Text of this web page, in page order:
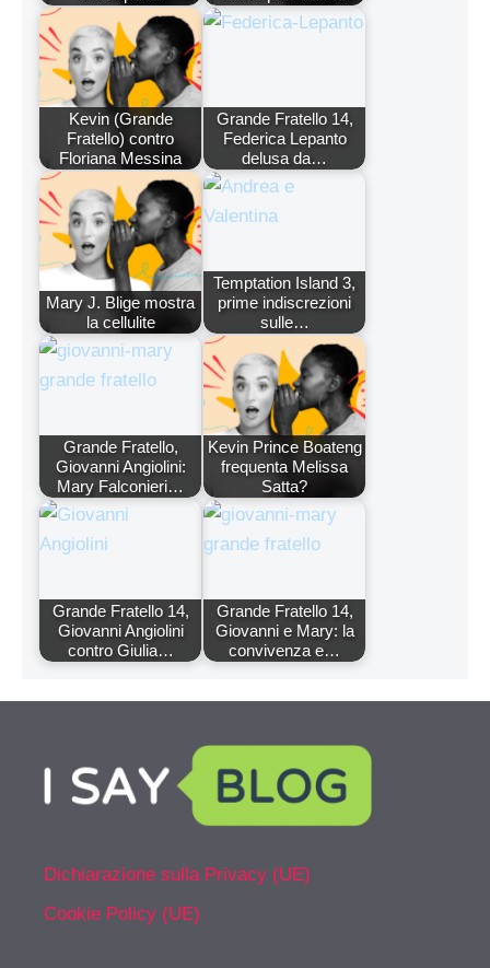
Kevin (Grande
Fratello) contro
Floriana Messina
Grande Fratello 14,
Federica Lepanto
delusa da…
Mary J. Blige mostra
la cellulite
Temptation Island 3,
prime indiscrezioni
sulle…
Grande Fratello,
Giovanni Angiolini:
Mary Falconieri…
Kevin Prince Boateng
frequenta Melissa
Satta?
Grande Fratello 14,
Giovanni Angiolini
contro Giulia…
Grande Fratello 14,
Giovanni e Mary: la
convivenza e…
Dichiarazione sulla Privacy (UE)
Cookie Policy (UE)